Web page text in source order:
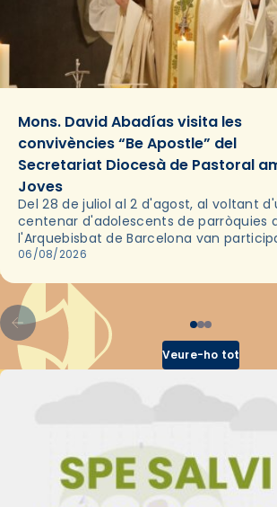
Mons. David Abadías visita les
convivències “Be Apostle” del
Secretariat Diocesà de Pastoral
Joves
Del 28 de juliol al 2 d'agost, al voltant
centenar d'adolescents de parròquies
l'Arquebisbat de Barcelona van
les convivències Be Apostle,
06/08/2026
Veure-ho tot